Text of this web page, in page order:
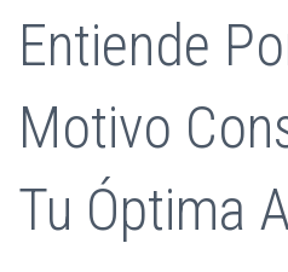
Entiende
Motivo
Tu Óptima